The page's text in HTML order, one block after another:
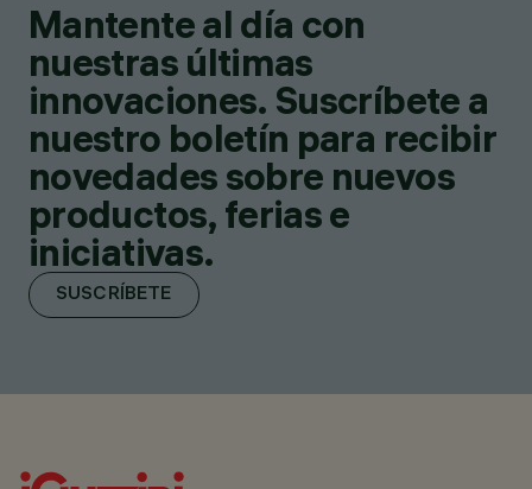
Mantente al día con
nuestras últimas
innovaciones. Suscríbete a
nuestro boletín para recibir
novedades sobre nuevos
productos, ferias e
iniciativas.
SUSCRÍBETE